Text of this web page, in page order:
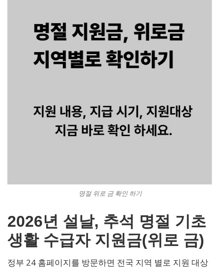
명절 위로 금 확인 하기
2026년 설날, 추석 명절 기초
생활 수급자 지원금(위로 금)
정부 24 홈페이지를 방문하면 전국 지역 별로 지원 대상